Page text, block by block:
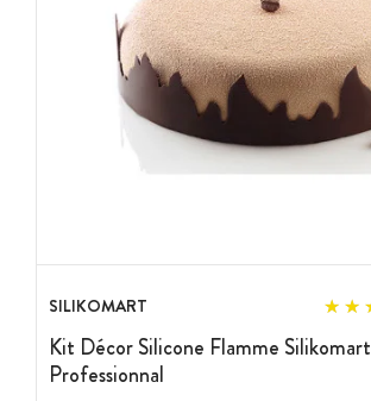
SILIKOMART
Kit Décor Silicone Flamme Silikomart
Professionnal